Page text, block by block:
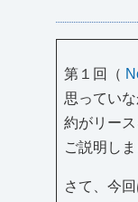
第１回（
思ってい
約がリー
ご説明しま
さて、今